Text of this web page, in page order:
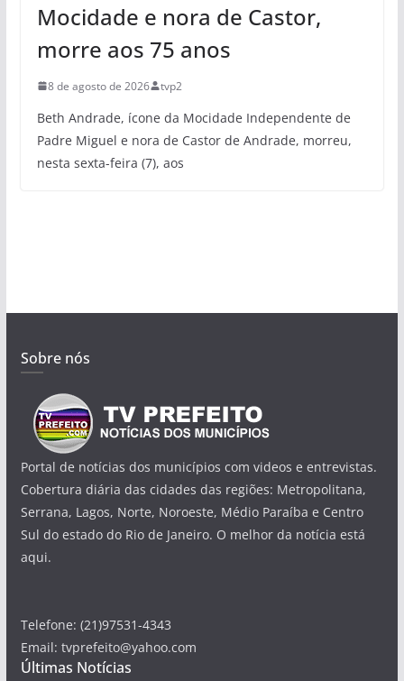
Mocidade e nora de Castor,
morre aos 75 anos
8 de agosto de 2026 tvp2
Beth Andrade, ícone da Mocidade Independente de
Padre Miguel e nora de Castor de Andrade, morreu,
nesta sexta-feira (7), aos
Sobre nós
Portal de notícias dos municípios com videos e entrevistas.
Cobertura diária das cidades das regiões: Metropolitana,
Serrana, Lagos, Norte, Noroeste, Médio Paraíba e Centro
Sul do estado do Rio de Janeiro. O melhor da notícia está
aqui.
Telefone: (21)97531-4343
Email: tvprefeito@yahoo.com
Últimas Notícias